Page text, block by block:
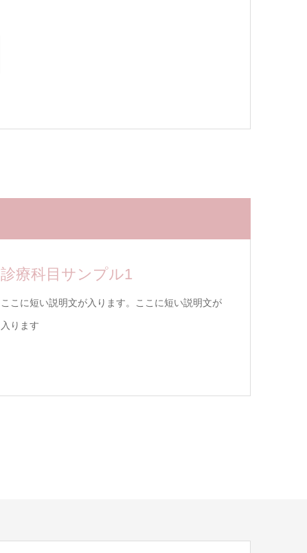
診療科目サンプル1
ここに短い説明文が入ります。ここに短い説明文が
入ります